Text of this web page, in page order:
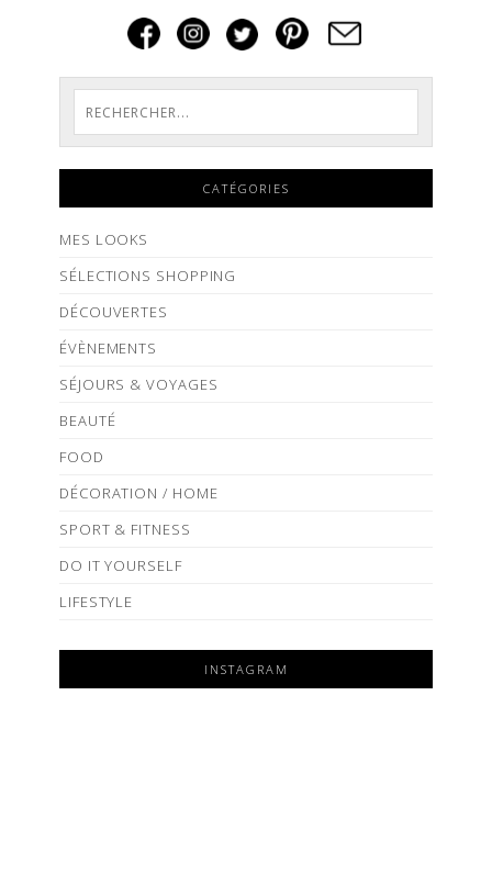
CATÉGORIES
MES LOOKS
SÉLECTIONS SHOPPING
DÉCOUVERTES
ÉVÈNEMENTS
SÉJOURS & VOYAGES
BEAUTÉ
FOOD
DÉCORATION / HOME
SPORT & FITNESS
DO IT YOURSELF
LIFESTYLE
INSTAGRAM